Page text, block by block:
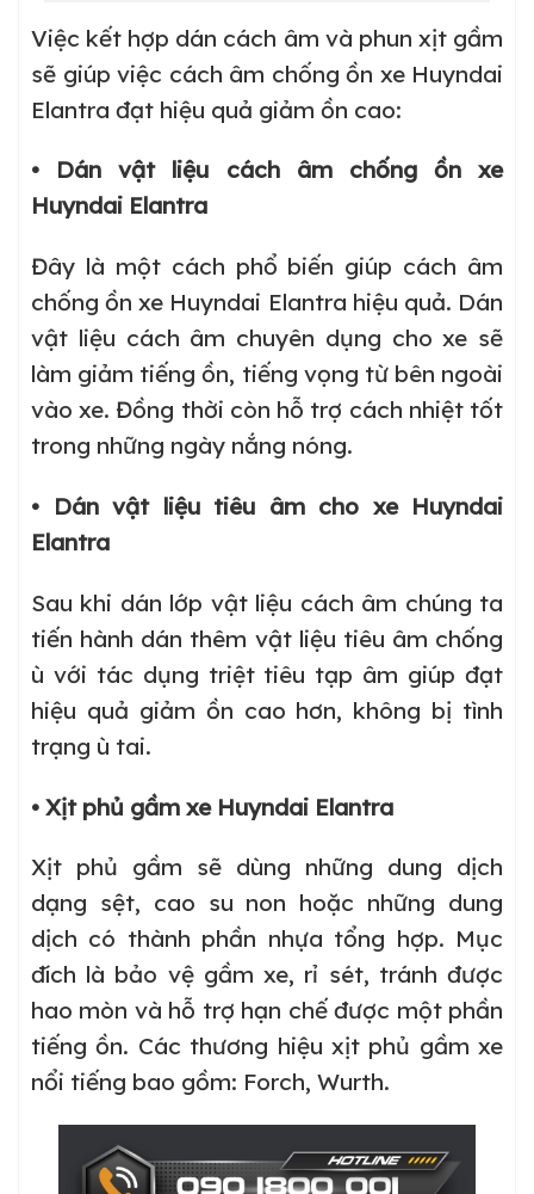
Việc kết hợp dán cách âm và phun xịt gầm
sẽ giúp việc cách âm chống ồn xe Huyndai
Elantra đạt hiệu quả giảm ồn cao:
• Dán vật liệu cách âm chống ồn xe
Huyndai Elantra
Đây là một cách phổ biến giúp cách âm
chống ồn xe Huyndai Elantra hiệu quả. Dán
vật liệu cách âm chuyên dụng cho xe sẽ
làm giảm tiếng ồn, tiếng vọng từ bên ngoài
vào xe. Đồng thời còn hỗ trợ cách nhiệt tốt
trong những ngày nắng nóng.
• Dán vật liệu tiêu âm cho xe Huyndai
Elantra
Sau khi dán lớp vật liệu cách âm chúng ta
tiến hành dán thêm vật liệu tiêu âm chống
ù với tác dụng triệt tiêu tạp âm giúp đạt
hiệu quả giảm ồn cao hơn, không bị tình
trạng ù tai.
• Xịt phủ gầm xe Huyndai Elantra
Xịt phủ gầm sẽ dùng những dung dịch
dạng sệt, cao su non hoặc những dung
dịch có thành phần nhựa tổng hợp. Mục
đích là bảo vệ gầm xe, rỉ sét, tránh được
hao mòn và hỗ trợ hạn chế được một phần
tiếng ồn. Các thương hiệu xịt phủ gầm xe
nổi tiếng bao gồm: Forch, Wurth.